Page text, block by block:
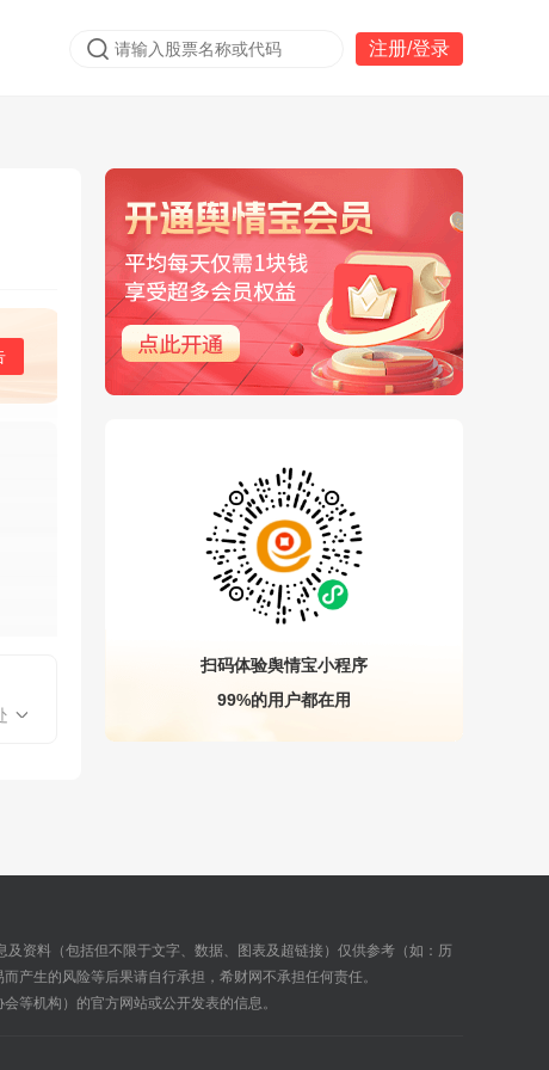
注册/登录
扫码体验舆情宝小程序
99%的用户都在用
资料（包括但不限于文字、数据、图表及超链接）仅供参考（如：历
产生的风险等后果请自行承担，希财网不承担任何责任。
等机构）的官方网站或公开发表的信息。